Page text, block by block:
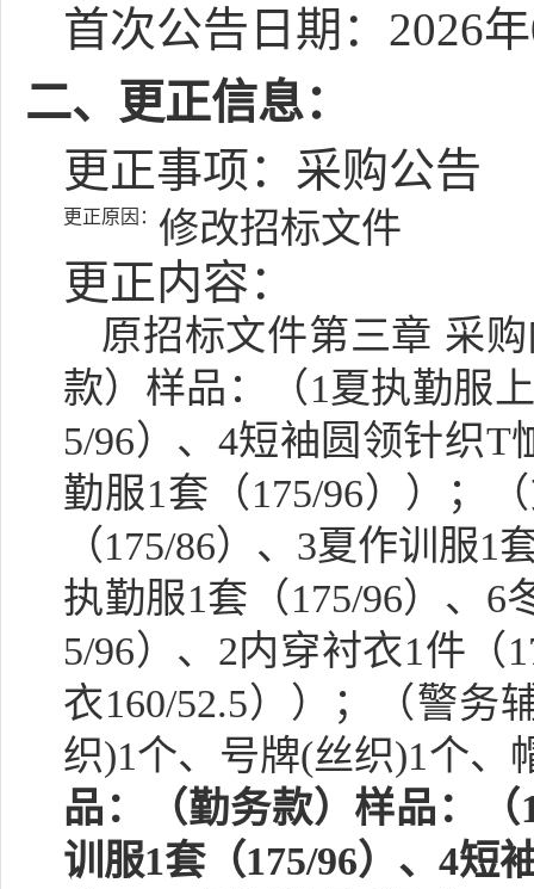
首次公告日期：2026
二、更正信息：
更正事项：采购公告
更正原因： 修改招标文件
更正内容：
原招标文件第三章 采
款）样品：（ 1夏执勤服
5/96）、 4短袖圆领针织T
勤服1套（ 175/96））；
（175/86）、 3夏作训服1
执勤服1套（ 175/96）、 6
5/96）、 2内穿衬衣1件（
衣160/52.5））；（警务
织)1个、号牌(丝织)1个、
品：
（勤务款）样品：（
训服1套（175/96）、4短